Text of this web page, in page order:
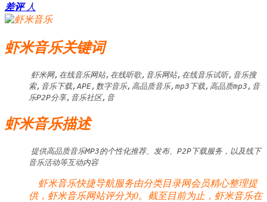
差评 人
虾米音乐关键词
虾米网,在线音乐网站,在线听歌,音乐网站,在线音乐试听,音乐搜
索,音乐下载,APE,数字音乐,高品质音乐,mp3下载,高品质mp3,音
乐P2P分享,音乐社区,音
虾米音乐描述
提供高品质音乐MP3的个性化推荐、发布、P2P下载服务，以及线下
音乐活动等互动内容
虾米音乐快捷导航服务由分类目录网会员精心整理提
供，虾米音乐网站评分为0。截至目前为止，虾米音乐在